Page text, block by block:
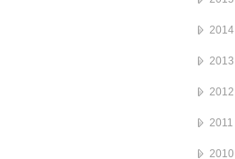
2014
2013
2012
2011
2010